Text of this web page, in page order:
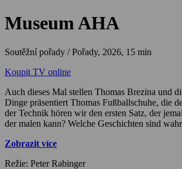
Museum AHA
Soutěžní pořady / Pořady, 2026, 15 min
Koupit TV online
Auch dieses Mal stellen Thomas Brezina und
Dinge präsentiert Thomas Fußballschuhe, die
der Technik hören wir den ersten Satz, der
der malen kann? Welche Geschichten sind
Zobrazit více
Režie: Peter Rabinger